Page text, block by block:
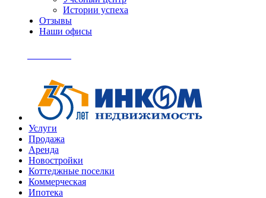
Истории успеха
Отзывы
Наши офисы
Услуги
Продажа
Аренда
Новостройки
Коттеджные поселки
Коммерческая
Ипотека